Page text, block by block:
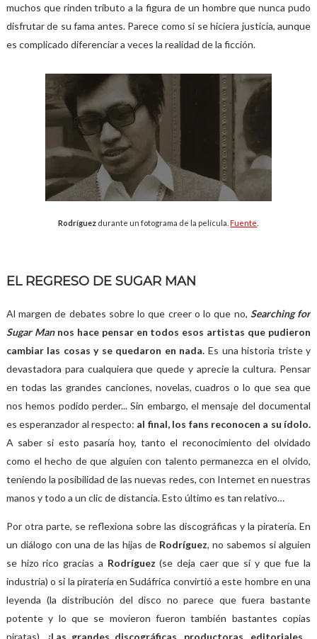
muchos que rinden tributo a la figura de un hombre que nunca pudo
disfrutar de su fama antes. Parece como si se hiciera justicia, aunque
es complicado diferenciar a veces la realidad de la ficción.
Rodríguez durante un fotograma de la película.Fuente
EL REGRESO DE SUGAR MAN
Al margen de debates sobre lo que creer o lo que no, Searching for
Sugar Mannos hace pensar en todos esos artistas que pudieron
cambiar las cosas y se quedaron en nada. Es una historia triste y
devastadora para cualquiera que quede y aprecie la cultura. Pensar
en todas las grandes canciones, novelas, cuadros o lo que sea que
nos hemos podido perder... Sin embargo, el mensaje del documental
es esperanzador al respecto: al final, los fans reconocen a su ídolo.
A saber si esto pasaría hoy, tanto el reconocimiento del olvidado
como el hecho de que alguien con talento permanezca en el olvido,
teniendo la posibilidad de las nuevas redes, con Internet en nuestras
manos y todo a un clic de distancia. Esto último es tan relativo…
Por otra parte, se reflexiona sobre las discográficas y la piratería. En
un diálogo con una de las hijas de Rodríguez, no sabemos si alguien
se hizo rico gracias a Rodríguez(se deja caer que sí y que fue la
industria) o si la piratería en Sudáfrica convirtió a este hombre en una
leyenda (la distribución del disco no parece que fuera bastante
potente y lo que se movieron fueron también bastantes copias
piratas).
¿Las grandes discográficas, productoras, editoriales…